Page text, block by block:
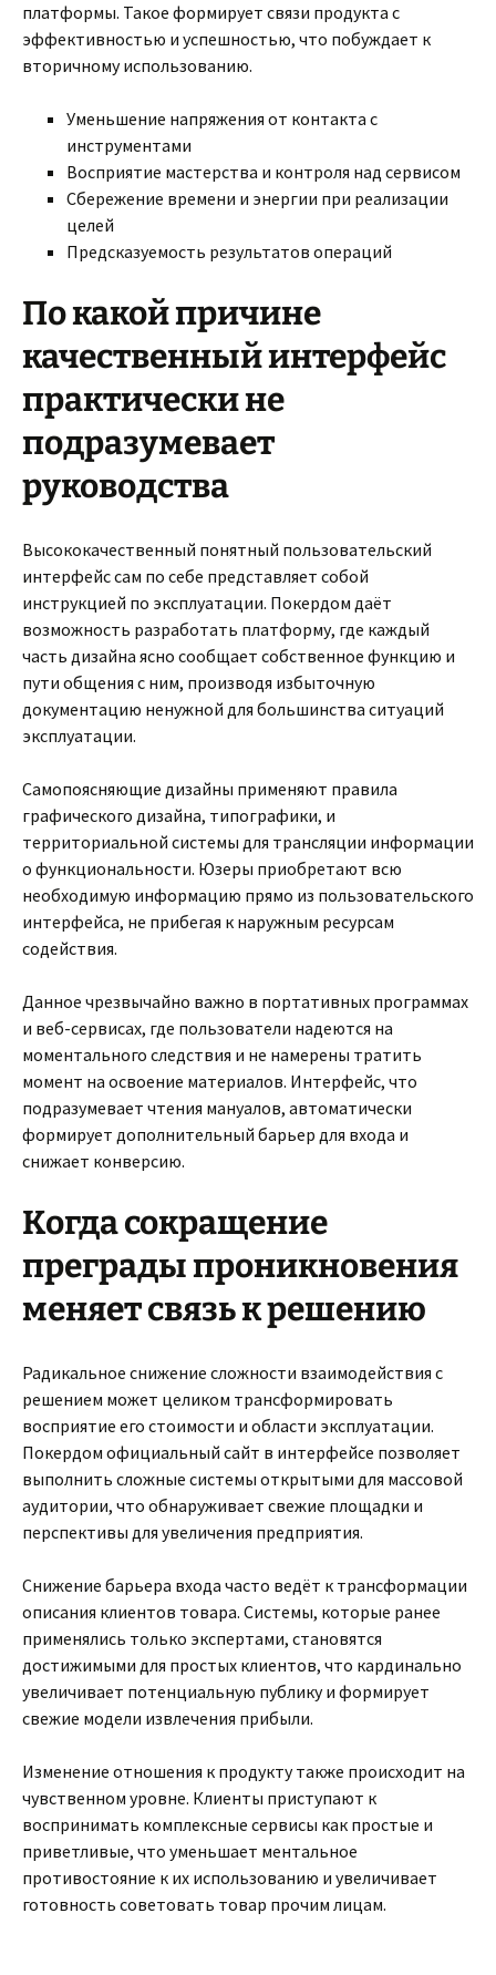
платформы. Такое формирует связи продукта с
эффективностью и успешностью, что побуждает к
вторичному использованию.
Уменьшение напряжения от контакта с
инструментами
Восприятие мастерства и контроля над сервисом
Сбережение времени и энергии при реализации
целей
Предсказуемость результатов операций
По какой причине
качественный интерфейс
практически не
подразумевает
руководства
Высококачественный понятный пользовательский
интерфейс сам по себе представляет собой
инструкцией по эксплуатации. Покердом даёт
возможность разработать платформу, где каждый
часть дизайна ясно сообщает собственное функцию и
пути общения с ним, производя избыточную
документацию ненужной для большинства ситуаций
эксплуатации.
Самопоясняющие дизайны применяют правила
графического дизайна, типографики, и
территориальной системы для трансляции информации
о функциональности. Юзеры приобретают всю
необходимую информацию прямо из пользовательского
интерфейса, не прибегая к наружным ресурсам
содействия.
Данное чрезвычайно важно в портативных программах
и веб-сервисах, где пользователи надеются на
моментального следствия и не намерены тратить
момент на освоение материалов. Интерфейс, что
подразумевает чтения мануалов, автоматически
формирует дополнительный барьер для входа и
снижает конверсию.
Когда сокращение
преграды проникновения
меняет связь к решению
Радикальное снижение сложности взаимодействия с
решением может целиком трансформировать
восприятие его стоимости и области эксплуатации.
Покердом официальный сайт в интерфейсе позволяет
выполнить сложные системы открытыми для массовой
аудитории, что обнаруживает свежие площадки и
перспективы для увеличения предприятия.
Снижение барьера входа часто ведёт к трансформации
описания клиентов товара. Системы, которые ранее
применялись только экспертами, становятся
достижимыми для простых клиентов, что кардинально
увеличивает потенциальную публику и формирует
свежие модели извлечения прибыли.
Изменение отношения к продукту также происходит на
чувственном уровне. Клиенты приступают к
воспринимать комплексные сервисы как простые и
приветливые, что уменьшает ментальное
противостояние к их использованию и увеличивает
готовность советовать товар прочим лицам.